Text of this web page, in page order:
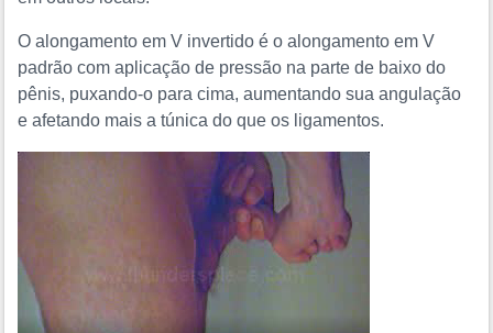
O alongamento em V invertido é o alongamento em V
padrão com aplicação de pressão na parte de baixo do
pênis, puxando-o para cima, aumentando sua angulação
e afetando mais a túnica do que os ligamentos.